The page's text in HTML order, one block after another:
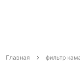
Главная